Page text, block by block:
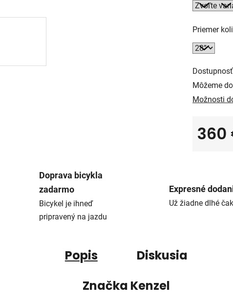
Priemer
Dostupnosť
Môžeme
Možnosti
360
Doprava bicykla
zadarmo
Bicykel je ihneď
pripravený na jazdu
Expresné
Už žiadne dlhé
Popis
Diskusia
Značka Kenzel